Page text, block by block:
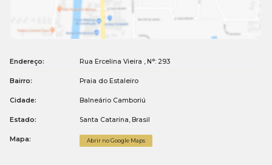
Endereço: Rua Ercelina Vieira , N°: 293
Bairro: Praia do Estaleiro
Cidade: Balneário Camboriú
Estado: Santa Catarina, Brasil
Mapa: Abrir no Google Maps